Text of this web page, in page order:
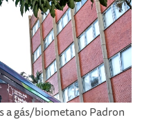
a gás/biometano Padron